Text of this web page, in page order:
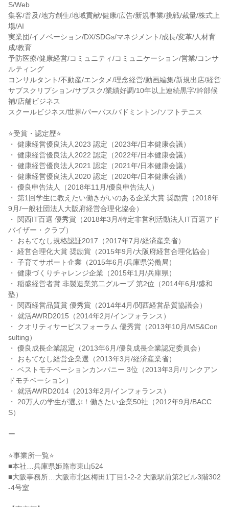
S/Web
集客/普及/地方創生/地域貢献/健康/広告/新規事業/挑戦/裁量/株式上
場/AI
実業団/イノベーション/DX/SDGs/マネジメント/成長/変革/人材育
成/教育
予防医療/健康経営/コミュニティ/コミュニケーション/営業/コンサ
ルティング
コンサルタント/不動産/エンタメ/理念経営/動画編集/新規出店/経営
サブスクリプション/サブスク/業績好調/10年以上連続黒字/幹部候
補/店舗ビジネス
スクールビジネス/世界/パーパス/バドミントン/ソフトテニス
⭐受賞・認定歴⭐
・ 健康経営優良法人2023 認定（2023年/日本健康会議）
・ 健康経営優良法人2022 認定（2022年/日本健康会議）
・ 健康経営優良法人2021 認定（2021年/日本健康会議）
・ 健康経営優良法人2020 認定（2020年/日本健康会議）
・ 優良申告法人（2018年11月/優良申告法人）
・ 第1回学生に教えたい働きがいのある企業大賞 奨励賞（2018年
9月/一般社団法人大阪府経営合理化協会）
・ 関西IT百選 優秀賞（2018年3月/特定非営利活動法人IT百選アド
バイザー・クラブ）
・ おもてなし規格認証2017（2017年7月/経済産業省）
・ 経営合理化大賞 奨励賞（2015年9月/大阪府経営合理化協会）
・ 子育てサポート企業（2015年6月/兵庫県労働局）
・ 健康づくりチャレンジ企業（2015年1月/兵庫県）
・ 稲盛経営者賞 非製造業第二グループ 第2位（2014年6月/盛和
塾）
・ 関西経営品質賞 優秀賞（2014年4月/関西経営品質協議会）
・ 就活AWRD2015（2014年2月/インフォランス）
・ クオリティサービスフォーラム 優秀賞（2013年10月/MS&Con
sulting）
・ 優良成長企業認定（2013年6月/優良成長企業認定委員会）
・ おもてなし経営企業選（2013年3月/経済産業省）
・ ベストモチベーションカンパニー 3位（2013年3月/リンクアン
ドモチベーション）
・ 就活AWRD2014（2013年2月/インフォランス）
・ 20万人の学生が選ぶ！働きたい企業50社（2012年9月/BACC
S）
ー
⭐事業所一覧⭐
■本社…兵庫県姫路市東山524
■大阪事務所…大阪市北区梅田1丁目1-2-2 大阪駅前第2ビル3階302
-4号室